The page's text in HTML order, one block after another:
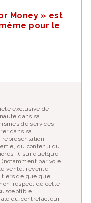
Money » est
pour le
exclusive de
dans sa
de services
dans sa
du contenu du
sur quelque
par voie
vente, revente,
tiers de quelque
respect de cette
du contrefacteur.